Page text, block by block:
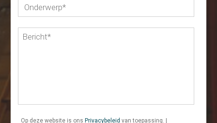
Op deze website is onsPrivacybeleid van toepassing. |